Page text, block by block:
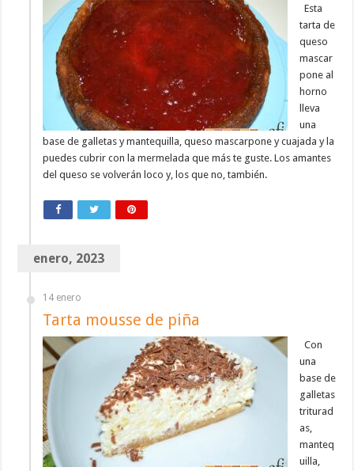
Esta
tarta de
queso
mascar
pone al
horno
lleva
una
base de galletas y mantequilla, queso mascarpone y cuajada y la
puedes cubrir con la mermelada que más te guste. Los amantes
del queso se volverán loco y, los que no, también.
enero, 2023
14 enero
Tarta mousse de piña
Con
una
base de
galletas
triturad
as,
manteq
uilla,